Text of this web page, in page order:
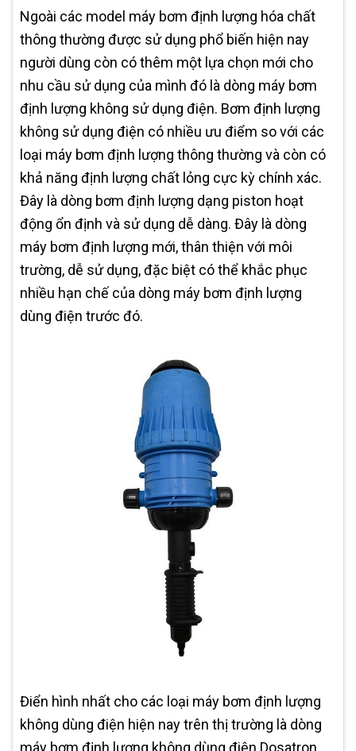
Ngoài các model máy bơm định lượng hóa chất
thông thường được sử dụng phổ biến hiện nay
người dùng còn có thêm một lựa chọn mới cho
nhu cầu sử dụng của mình đó là dòng máy bơm
định lượng không sử dụng điện. Bơm định lượng
không sử dụng điện có nhiều ưu điểm so với các
loại máy bơm định lượng thông thường và còn có
khả năng định lượng chất lỏng cực kỳ chính xác.
Đây là dòng bơm định lượng dạng piston hoạt
động ổn định và sử dụng dễ dàng. Đây là dòng
máy bơm định lượng mới, thân thiện với môi
trường, dễ sử dụng, đặc biệt có thể khắc phục
nhiều hạn chế của dòng máy bơm định lượng
dùng điện trước đó.
Điển hình nhất cho các loại máy bơm định lượng
không dùng điện hiện nay trên thị trường là dòng
máy bơm định lượng không dùng điện Dosatron